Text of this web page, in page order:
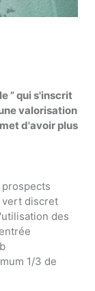
” qui s'inscrit
valorisation
d'avoir plus
vert discret
des
1/3 de